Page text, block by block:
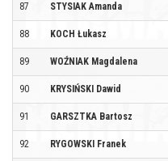
87 STYSIAK Amanda
88 KOCH Łukasz
89 WOŹNIAK Magdalena
90 KRYSIŃSKI Dawid
91 GARSZTKA Bartosz
92 RYGOWSKI Franek